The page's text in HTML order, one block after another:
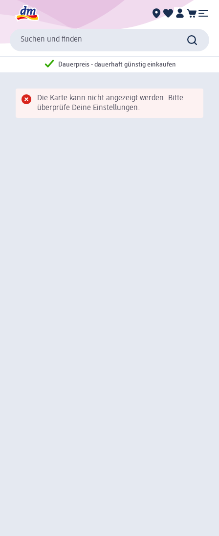
Suchen und finden
Dauerpreis - dauerhaft günstig einkaufen
Die Karte kann nicht angezeigt werden. Bitte
überprüfe Deine Einstellungen.